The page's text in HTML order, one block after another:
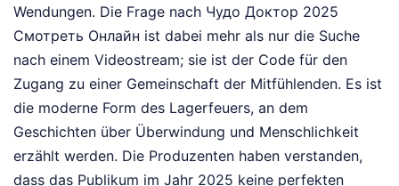
Wendungen. Die Frage nach Чудо Доктор 2025
Смотреть Онлайн ist dabei mehr als nur die Suche
nach einem Videostream; sie ist der Code für den
Zugang zu einer Gemeinschaft der Mitfühlenden. Es ist
die moderne Form des Lagerfeuers, an dem
Geschichten über Überwindung und Menschlichkeit
erzählt werden. Die Produzenten haben verstanden,
dass das Publikum im Jahr 2025 keine perfekten